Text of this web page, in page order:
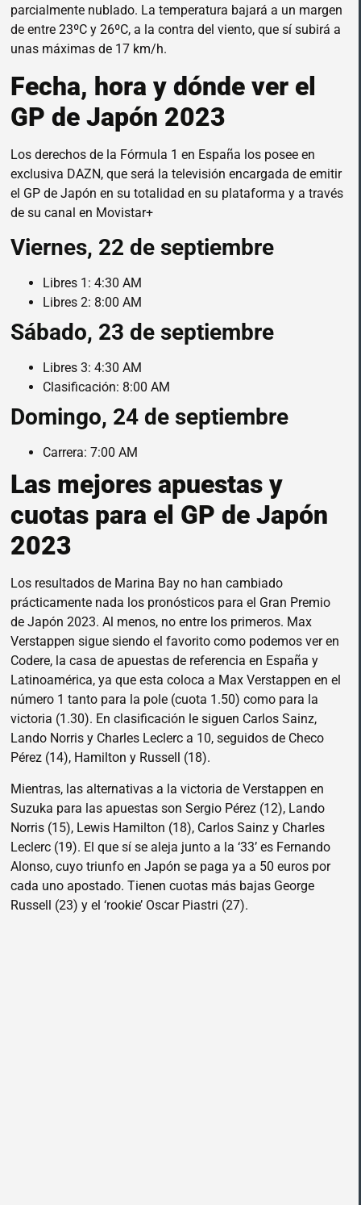
parcialmente nublado. La temperatura bajará a un margen
de entre 23ºC y 26ºC, a la contra del viento, que sí subirá a
unas máximas de 17 km/h.
Fecha, hora y dónde ver el
GP de Japón 2023
Los derechos de la Fórmula 1 en España los posee en
exclusiva DAZN, que será la televisión encargada de emitir
el GP de Japón en su totalidad en su plataforma y a través
de su canal en Movistar+
Viernes, 22 de septiembre
Libres 1: 4:30 AM
Libres 2: 8:00 AM
Sábado, 23 de septiembre
Libres 3: 4:30 AM
Clasificación: 8:00 AM
Domingo, 24 de septiembre
Carrera: 7:00 AM
Las mejores apuestas y
cuotas para el GP de Japón
2023
Los resultados de Marina Bay no han cambiado
prácticamente nada los pronósticos para el Gran Premio
de Japón 2023. Al menos, no entre los primeros. Max
Verstappen sigue siendo el favorito como podemos ver en
Codere, la casa de apuestas de referencia en España y
Latinoamérica, ya que esta coloca a Max Verstappen en el
número 1 tanto para la pole (cuota 1.50) como para la
victoria (1.30). En clasificación le siguen Carlos Sainz,
Lando Norris y Charles Leclerc a 10, seguidos de Checo
Pérez (14), Hamilton y Russell (18).
Mientras, las alternativas a la victoria de Verstappen en
Suzuka para las apuestas son Sergio Pérez (12), Lando
Norris (15), Lewis Hamilton (18), Carlos Sainz y Charles
Leclerc (19). El que sí se aleja junto a la ‘33’ es Fernando
Alonso, cuyo triunfo en Japón se paga ya a 50 euros por
cada uno apostado. Tienen cuotas más bajas George
Russell (23) y el ‘rookie’ Oscar Piastri (27).